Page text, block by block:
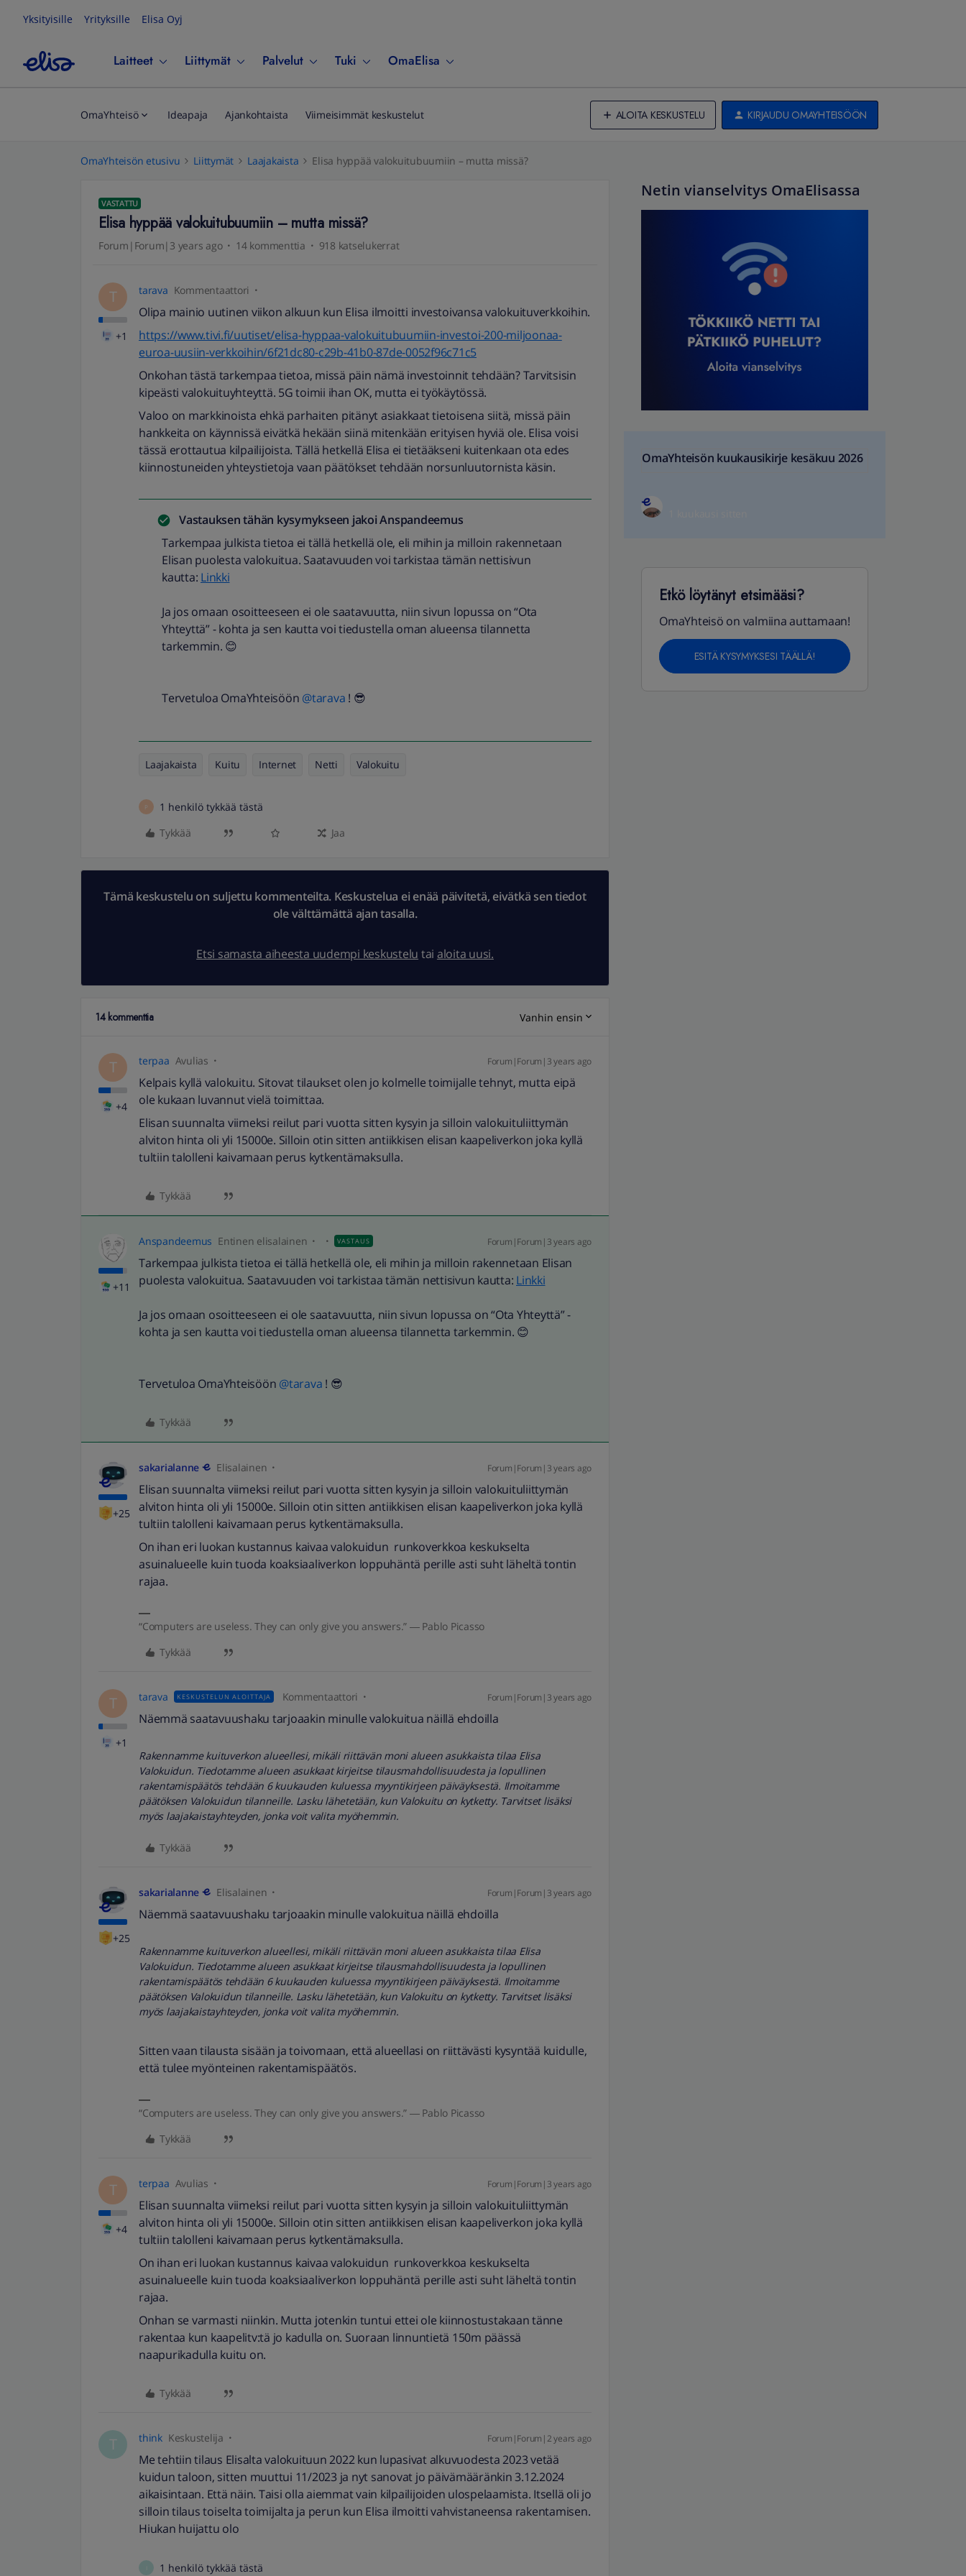
Yksityisille Yrityksille Elisa Oyj
Laitteet Liittymät Palvelut Tuki OmaElisa
OmaYhteisö Ideapaja Ajankohtaista Viimeisimmät keskustelut ALOITA KESKUSTELU KIRJAUDU OMAYHTEISÖÖN
OmaYhteisön etusivu Liittymät Laajakaista Elisa hyppää valokuitubuumiin – mutta missä?
VASTATTU
Elisa hyppää valokuitubuumiin – mutta missä?
Forum|Forum|3 years ago 14 kommenttia 918 katselukerrat
T
+1
tarava Kommentaattori
Olipa mainio uutinen viikon alkuun kun Elisa ilmoitti investoivansa valokuituverkkoihin.
https://www.tivi.fi/uutiset/elisa-hyppaa-valokuitubuumiin-investoi-200-miljoonaa-
euroa-uusiin-verkkoihin/6f21dc80-c29b-41b0-87de-0052f96c71c5
Onkohan tästä tarkempaa tietoa, missä päin nämä investoinnit tehdään? Tarvitsisin
kipeästi valokuituyhteyttä. 5G toimii ihan OK, mutta ei työkäytössä.
Valoo on markkinoista ehkä parhaiten pitänyt asiakkaat tietoisena siitä, missä päin
hankkeita on käynnissä eivätkä hekään siinä mitenkään erityisen hyviä ole. Elisa voisi
tässä erottautua kilpailijoista. Tällä hetkellä Elisa ei tietääkseni kuitenkaan ota edes
kiinnostuneiden yhteystietoja vaan päätökset tehdään norsunluutornista käsin.
Vastauksen tähän kysymykseen jakoiAnspandeemus
Tarkempaa julkista tietoa ei tällä hetkellä ole, eli mihin ja milloin rakennetaan
Elisan puolesta valokuitua. Saatavuuden voi tarkistaa tämän nettisivun
kautta: Linkki
Ja jos omaan osoitteeseen ei ole saatavuutta, niin sivun lopussa on “Ota
Yhteyttä” - kohta ja sen kautta voi tiedustella oman alueensa tilannetta
tarkemmin. 😊
Tervetuloa OmaYhteisöön @tarava ! 😎
Laajakaista Kuitu Internet Netti Valokuitu
P
1 henkilö tykkää tästä
Tykkää
Jaa
Tämä keskustelu on suljettu kommenteilta. Keskustelua ei enää päivitetä, eivätkä sen tiedot
ole välttämättä ajan tasalla.
Etsi samasta aiheesta uudempi keskustelu tai aloita uusi.
14 kommenttia Vanhin ensin
T
+4
terpaa Avulias Forum|Forum|3 years ago
Kelpais kyllä valokuitu. Sitovat tilaukset olen jo kolmelle toimijalle tehnyt, mutta eipä
ole kukaan luvannut vielä toimittaa.
Elisan suunnalta viimeksi reilut pari vuotta sitten kysyin ja silloin valokuituliittymän
alviton hinta oli yli 15000e. Silloin otin sitten antiikkisen elisan kaapeliverkon joka kyllä
tultiin talolleni kaivamaan perus kytkentämaksulla.
Tykkää
+11
Anspandeemus Entinen elisalainen VASTAUS Forum|Forum|3 years ago
Tarkempaa julkista tietoa ei tällä hetkellä ole, eli mihin ja milloin rakennetaan Elisan
puolesta valokuitua. Saatavuuden voi tarkistaa tämän nettisivun kautta: Linkki
Ja jos omaan osoitteeseen ei ole saatavuutta, niin sivun lopussa on “Ota Yhteyttä” -
kohta ja sen kautta voi tiedustella oman alueensa tilannetta tarkemmin. 😊
Tervetuloa OmaYhteisöön @tarava ! 😎
Tykkää
+25
sakarialanne Elisalainen Forum|Forum|3 years ago
Elisan suunnalta viimeksi reilut pari vuotta sitten kysyin ja silloin valokuituliittymän
alviton hinta oli yli 15000e. Silloin otin sitten antiikkisen elisan kaapeliverkon joka kyllä
tultiin talolleni kaivamaan perus kytkentämaksulla.
On ihan eri luokan kustannus kaivaa valokuidun runkoverkkoa keskukselta
asuinalueelle kuin tuoda koaksiaaliverkon loppuhäntä perille asti suht läheltä tontin
rajaa.
“Computers are useless. They can only give you answers.” ― Pablo Picasso
Tykkää
T
+1
tarava KESKUSTELUN ALOITTAJA Kommentaattori Forum|Forum|3 years ago
Näemmä saatavuushaku tarjoaakin minulle valokuitua näillä ehdoilla
Rakennamme kuituverkon alueellesi, mikäli riittävän moni alueen asukkaista tilaa Elisa
Valokuidun. Tiedotamme alueen asukkaat kirjeitse tilausmahdollisuudesta ja lopullinen
rakentamispäätös tehdään 6 kuukauden kuluessa myyntikirjeen päiväyksestä. Ilmoitamme
päätöksen Valokuidun tilanneille. Lasku lähetetään, kun Valokuitu on kytketty. Tarvitset lisäksi
myös laajakaistayhteyden, jonka voit valita myöhemmin.
Tykkää
+25
sakarialanne Elisalainen Forum|Forum|3 years ago
Näemmä saatavuushaku tarjoaakin minulle valokuitua näillä ehdoilla
Rakennamme kuituverkon alueellesi, mikäli riittävän moni alueen asukkaista tilaa Elisa
Valokuidun. Tiedotamme alueen asukkaat kirjeitse tilausmahdollisuudesta ja lopullinen
rakentamispäätös tehdään 6 kuukauden kuluessa myyntikirjeen päiväyksestä. Ilmoitamme
päätöksen Valokuidun tilanneille. Lasku lähetetään, kun Valokuitu on kytketty. Tarvitset lisäksi
myös laajakaistayhteyden, jonka voit valita myöhemmin.
Sitten vaan tilausta sisään ja toivomaan, että alueellasi on riittävästi kysyntää kuidulle,
että tulee myönteinen rakentamispäätös.
“Computers are useless. They can only give you answers.” ― Pablo Picasso
Tykkää
T
+4
terpaa Avulias Forum|Forum|3 years ago
Elisan suunnalta viimeksi reilut pari vuotta sitten kysyin ja silloin valokuituliittymän
alviton hinta oli yli 15000e. Silloin otin sitten antiikkisen elisan kaapeliverkon joka kyllä
tultiin talolleni kaivamaan perus kytkentämaksulla.
On ihan eri luokan kustannus kaivaa valokuidun runkoverkkoa keskukselta
asuinalueelle kuin tuoda koaksiaaliverkon loppuhäntä perille asti suht läheltä tontin
rajaa.
Onhan se varmasti niinkin. Mutta jotenkin tuntui ettei ole kiinnostustakaan tänne
rakentaa kun kaapelitv:tä jo kadulla on. Suoraan linnuntietä 150m päässä
naapurikadulla kuitu on.
Tykkää
T think Keskustelija Forum|Forum|2 years ago
Me tehtiin tilaus Elisalta valokuituun 2022 kun lupasivat alkuvuodesta 2023 vetää
kuidun taloon, sitten muuttui 11/2023 ja nyt sanovat jo päivämääränkin 3.12.2024
aikaisintaan. Että näin. Taisi olla aiemmat vain kilpailijoiden ulospelaamista. Itsellä oli jo
silloin tilaus toiselta toimijalta ja perun kun Elisa ilmoitti vahvistaneensa rakentamisen.
Hiukan huijattu olo
1 henkilö tykkää tästä
Netin vianselvitys OmaElisassa
OmaYhteisön kuukausikirje kesäkuu 2026
Etkö löytänyt etsimääsi?
OmaYhteisö on valmiina auttamaan!
ESITÄ KYSYMYKSESI TÄÄLLÄ!